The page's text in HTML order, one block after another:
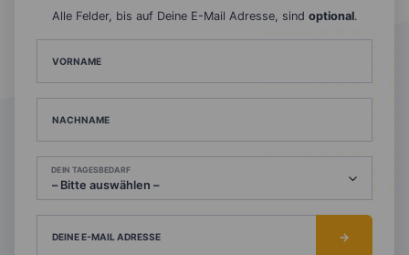
Alle Felder, bis auf Deine E-Mail Adresse, sind optional.
VORNAME
NACHNAME
DEIN TAGESBEDARF
DEINE E-MAIL ADRESSE